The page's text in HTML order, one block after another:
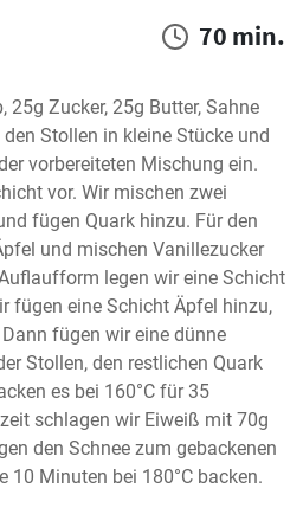
70 min.
25g Zucker, 25g Butter, Sahne
Stollen in kleine Stücke und
vorbereiteten Mischung ein.
vor. Wir mischen zwei
fügen Quark hinzu. Für den
und mischen Vanillezucker
legen wir eine Schicht
fügen eine Schicht Äpfel hinzu,
fügen wir eine dünne
Stollen, den restlichen Quark
es bei 160°C für 35
schlagen wir Eiweiß mit 70g
den Schnee zum gebackenen
10 Minuten bei 180°C backen.